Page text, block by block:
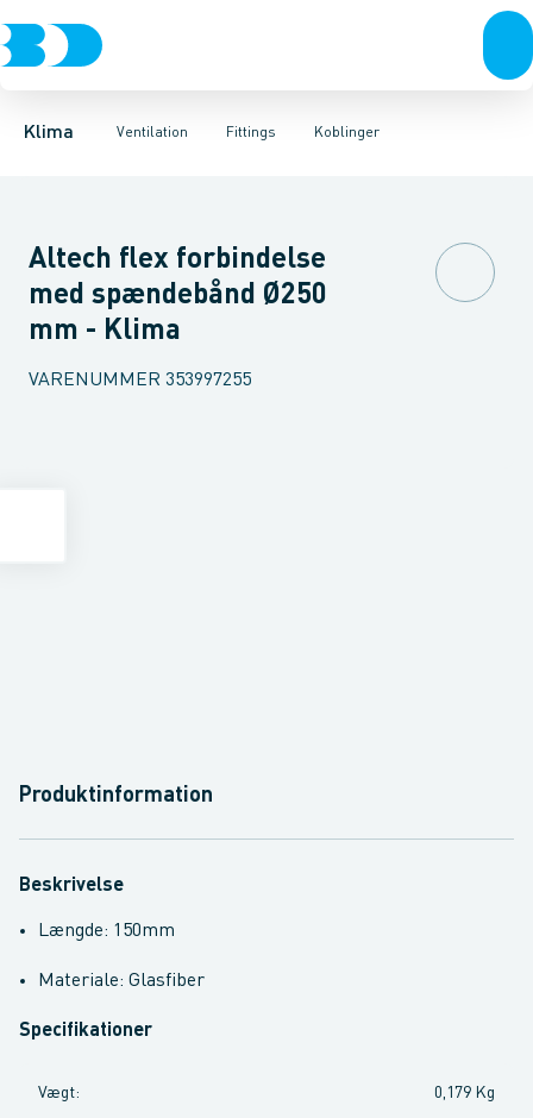
Klima Ventilation
Ventilation VarmepumperElKlimaværktøjBiokedler &
Fittings
Fittings RørSlangerSpjældLyddæmpereVentiler
Koblinger
RørBøjninger 90gr.Bøjninger 60gr. Bøjninger 45gr.
Altech flex forbindelse
med spændebånd Ø250
mm - Klima
VARENUMMER 353997255
Produktinformation
Beskrivelse
Længde: 150mm
Materiale: Glasfiber
Specifikationer
Vægt: 0,179 Kg